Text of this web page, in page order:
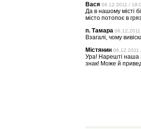
Вася 06.12.2011 /
Да в нашому місті
місто потопоє в
п. Тамара
Взагалі, чому
Містянин 06.12.2011
Ура! Нарешті наша
знак! Може й